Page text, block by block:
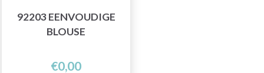
92203 EENVOUDIGE
BLOUSE
€0,00